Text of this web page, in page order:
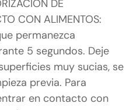
DE
CON ALIMENTOS:
permanezca
5 segundos. Deje
muy sucias, se
previa. Para
en contacto con